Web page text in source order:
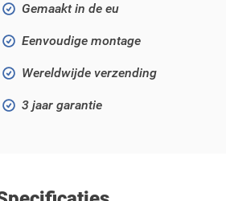
Gemaakt in de eu
Eenvoudige montage
Wereldwijde verzending
3 jaar garantie